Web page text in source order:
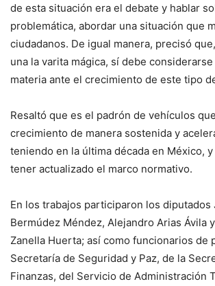
de esta situación era el debate y hablar
problemática, abordar una situación que
ciudadanos. De igual manera, precisó
una la varita mágica, sí debe
materia ante el crecimiento de este tipo
Resaltó que es el padrón de vehículos
crecimiento de manera sostenida y
teniendo en la última década en México,
tener actualizado el marco normativo.
En los trabajos participaron los diputados
Bermúdez Méndez, Alejandro Arias Ávila
Zanella Huerta; así como funcionarios de
Secretaría de Seguridad y Paz, de la
Finanzas, del Servicio de Administración